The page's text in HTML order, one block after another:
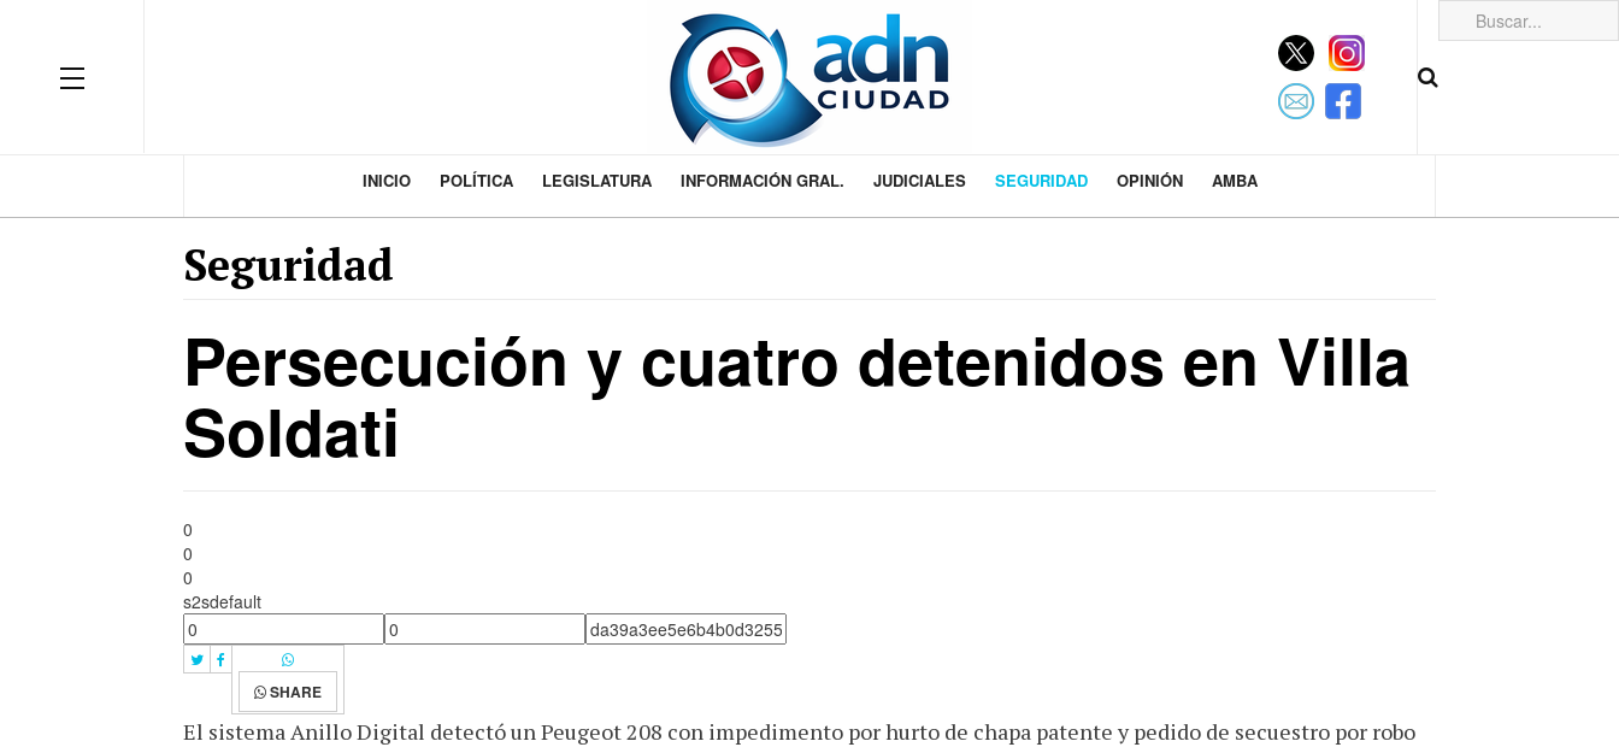
INICIO POLÍTICA LEGISLATURA INFORMACIÓN GRAL. JUDICIALES SEGURIDAD OPINIÓN AMBA
Seguridad
Persecución y cuatro detenidos en Villa
Soldati
0
0
0
s2sdefault
SHARE
El sistema Anillo Digital detectó un Peugeot 208 con impedimento por hurto de chapa patente y pedido de secuestro por robo